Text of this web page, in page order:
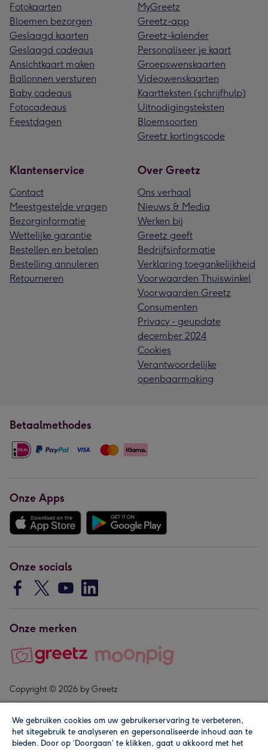
Fotokaarten
Bloemen bezorgen
Geslaagd kaarten
Geslaagd cadeaus
Ansichtkaart maken
Ballonnen versturen
Baby cadeaus
Fotocadeaus
Feestdagen
MyGreetz
Greetz-app
Greetz-kalender
Personaliseer je kaart
Groepswenskaarten
Videowenskaarten
Kaartteksten (schrijfhulp)
Uitnodigingsteksten
Bloemsoorten
Greetz kortingscode
Klantenservice
Contact
Meestgestelde vragen
Bezorginformatie
Wettelijke garantie
Bestellen en betalen
Bestelling annuleren
Retourneren
Over Greetz
Ons verhaal
Nieuws & Media
Werken bij
Greetz geeft
Bedrijfsinformatie
Verklaring toegankelijkheid
Voorwaarden Thuiswinkel
Voorwaarden Greetz
Consumenten
Privacy - geupdate
december 2024
Cookies
Verantwoordelijke
openbaarmaking
Betaalmethodes
Onze Apps
Onze socials
Onze merken
Copyright © 2026 by Greetz
We gebruiken cookies om uw gebruikerservaring te verbeteren,
het sitegebruik te analyseren en gepersonaliseerde inhoud aan te
bieden. Door op ‘Doorgaan’ te klikken, gaat u akkoord met het